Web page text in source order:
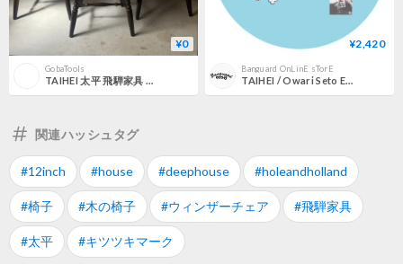
¥0
GobaTools
TAIHEI 太平 飛騨家具 木の椅子 木製ヴィンテージダイニングチェア ダークブラウン 座面鋲打ちファブリック ローバックウィンザーチェア 木工家具 古家具 1点の価格です(在庫1点有)
¥2,420
Banguard OnLinE sTorE
TAIHEI / Owari Seto EP [12inch]
関連ハッシュタグ
#12inch #house #deephouse #holeandholland
#椅子 #木の椅子 #ウィンザーチェア #飛騨家具
#太平 #キツツキマーク